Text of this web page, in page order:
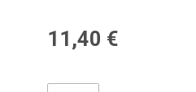
11,40 €